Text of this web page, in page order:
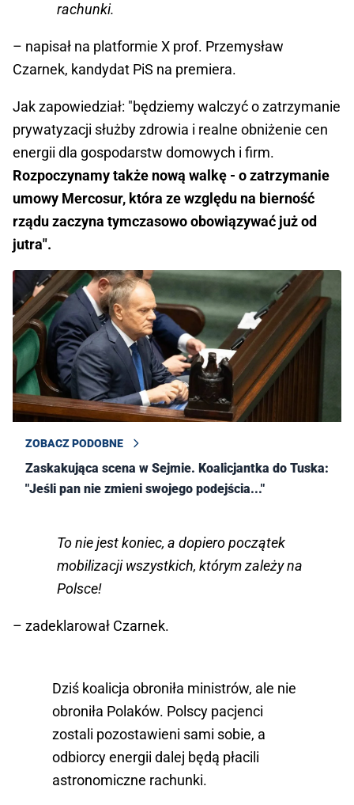
rachunki.
– napisał na platformie X prof. Przemysław
Czarnek, kandydat PiS na premiera.
Jak zapowiedział: "będziemy walczyć o zatrzymanie
prywatyzacji służby zdrowia i realne obniżenie cen
energii dla gospodarstw domowych i firm.
Rozpoczynamy także nową walkę - o zatrzymanie
umowy Mercosur, która ze względu na bierność
rządu zaczyna tymczasowo obowiązywać już od
jutra".
ZOBACZ PODOBNE
Zaskakująca scena w Sejmie. Koalicjantka do Tuska:
"Jeśli pan nie zmieni swojego podejścia..."
To nie jest koniec, a dopiero początek
mobilizacji wszystkich, którym zależy na
Polsce!
– zadeklarował Czarnek.
Dziś koalicja obroniła ministrów, ale nie
obroniła Polaków. Polscy pacjenci
zostali pozostawieni sami sobie, a
odbiorcy energii dalej będą płacili
astronomiczne rachunki.